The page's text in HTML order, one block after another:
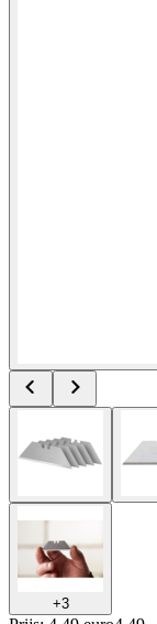
+3